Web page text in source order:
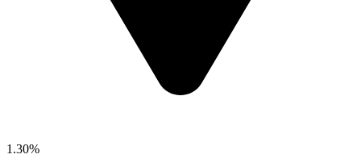
1.30%